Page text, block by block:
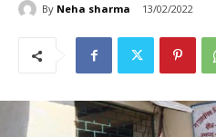
By Neha sharma 13/02/2022